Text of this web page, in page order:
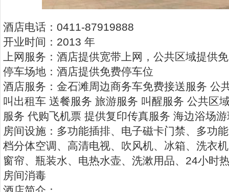
酒店电话：0411-87919888
开业时间：2013 年
上网服务：酒店提供宽带上网，公共区域提供
停车场地：酒店提供免费停车位
酒店服务：金石滩周边商务车免费接送服务 公
叫出租车 送餐服务 旅游服务 叫醒服务 公共区
服务 代购飞机票 提供复印传真服务 海边浴场
房间设施：多功能插排、电子磁卡门禁、多功
档分体空调、高清电视、吹风机、冰箱、洗衣
窗帘、瓶装水、电热水壶、洗漱用品、24小时
房间消毒